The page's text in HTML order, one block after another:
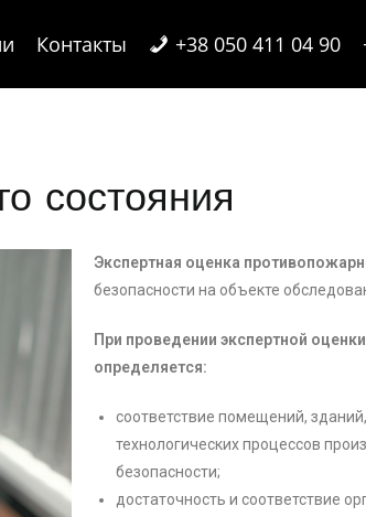
Контакты +38 050 411 04 90
состояния
Экспертная оценка
безопасности на объекте
При проведении экспертной
определяется:
соответствие помещений,
технологических процессов
безопасности;
достаточность и соответствие